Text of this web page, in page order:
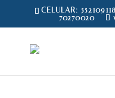
CELULAR:
70270020